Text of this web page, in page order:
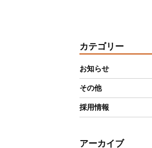
カテゴリー
お知らせ
その他
採用情報
アーカイブ